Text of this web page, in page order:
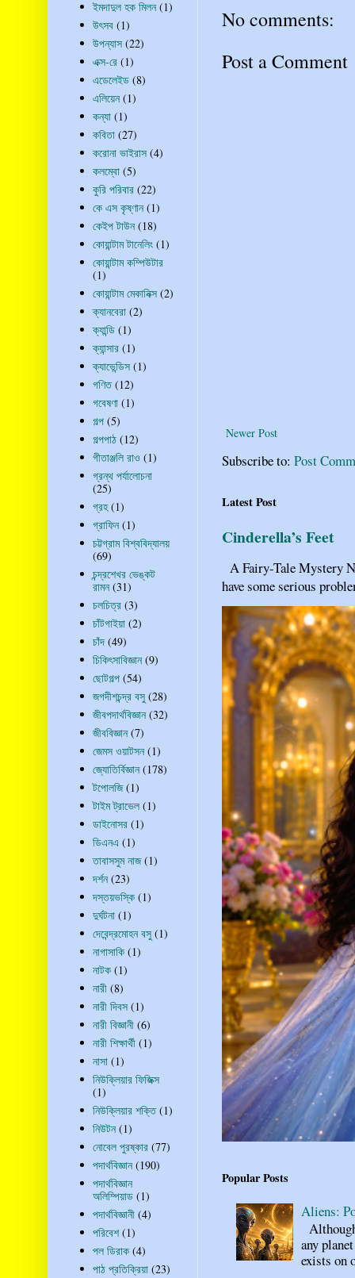
No comments:
Post a Comment
Newer Post
Subscribe to: Post
Latest Post
Cinderella’s Feet
A Fairy-Tale Mystery
have some serious
Popular Posts
Aliens:
any
exists on
ইমদাদুল হক মিলন (1)
উৎসব (1)
উপন্যাস (22)
এক্স-রে (1)
এডেলেইড (8)
এলিয়েন (1)
কন্যা (1)
কবিতা (27)
করোনা ভাইরাস (4)
কলম্বো (5)
কুরি পরিবার (22)
কে এস কৃষ্ণান (1)
কেইপ টাউন (18)
কোয়ান্টাম টানেলিং (1)
কোয়ান্টাম কম্পিউটার
(1)
কোয়ান্টাম মেকানিক্স (2)
ক্যানবেরা (2)
ক্যান্ডি (1)
ক্যান্সার (1)
ক্যাভেন্ডিস (1)
গণিত (12)
গবেষণা (1)
গল্প (5)
গল্পপাঠ (12)
গীতাঞ্জলি রাও (1)
গ্রন্থ পর্যালোচনা
(25)
গ্রহ (1)
গ্রাফিন (1)
চট্টগ্রাম বিশ্ববিদ্যালয়
(69)
চন্দ্রশেখর ভেঙ্কট
রামন (31)
চলচিত্র (3)
চাঁটগাইয়া (2)
চাঁদ (49)
চিকিৎসাবিজ্ঞান (9)
ছোটগল্প (54)
জগদীশচন্দ্র বসু (28)
জীবপদার্থবিজ্ঞান (32)
জীববিজ্ঞান (7)
জেমস ওয়াটসন (1)
জ্যোতির্বিজ্ঞান (178)
টপোলজি (1)
টাইম ট্রাভেল (1)
ডাইনোসর (1)
ডিএনএ (1)
তাবাসসুম নাজ (1)
দর্শন (23)
দস্তয়ভস্কি (1)
দুর্ঘটনা (1)
দেবেন্দ্রমোহন বসু (1)
নাগাসাকি (1)
নাটক (1)
নারী (8)
নারী দিবস (1)
নারী বিজ্ঞানী (6)
নারী শিক্ষার্থী (1)
নাসা (1)
নিউক্লিয়ার ফিজিক্স
(1)
নিউক্লিয়ার শক্তি (1)
নিউটন (1)
নোবেল পুরষ্কার (77)
পদার্থবিজ্ঞান (190)
পদার্থবিজ্ঞান
অলিম্পিয়াড (1)
পদার্থবিজ্ঞানী (4)
পরিবেশ (1)
পল ডিরাক (4)
পাঠ প্রতিক্রিয়া (23)